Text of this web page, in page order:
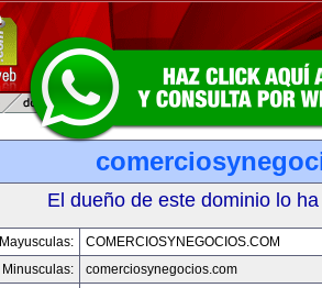
El dueño de este dominio lo
Mayusculas:
COMERCIOSYNEGOCIOS.COM
Minusculas:
comerciosynegocios.com